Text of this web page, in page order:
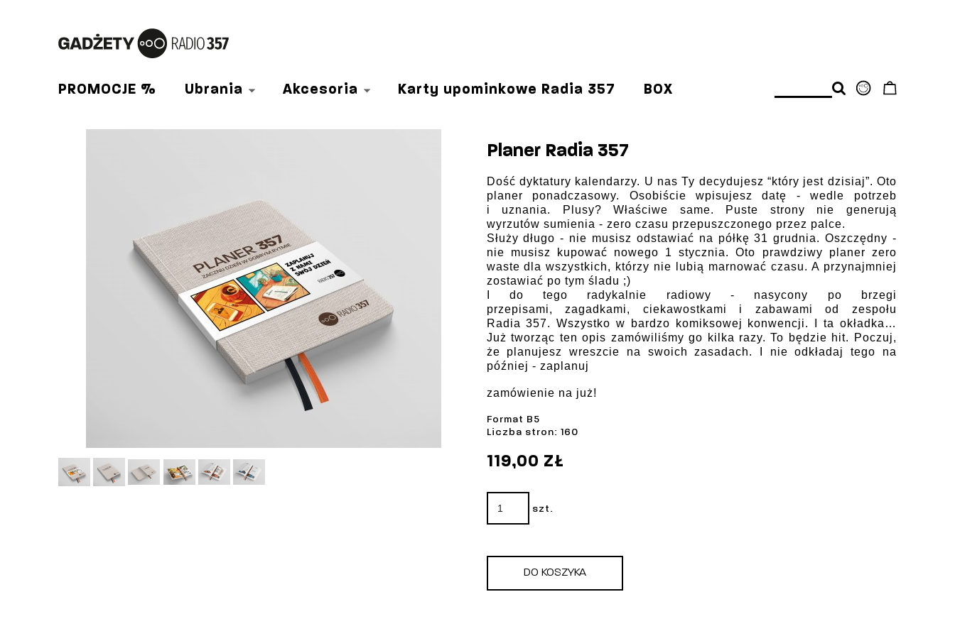
PROMOCJE % Ubrania Akcesoria Karty upominkowe Radia 357 BOX
Planer Radia 357
Dość dyktatury kalendarzy. U nas Ty decydujesz “który jest dzisiaj”. Oto
planer ponadczasowy. Osobiście wpisujesz datę - wedle potrzeb
i uznania. Plusy? Właściwe same. Puste strony nie generują
wyrzutów sumienia - zero czasu przepuszczonego przez palce.
Służy długo - nie musisz odstawiać na półkę 31 grudnia. Oszczędny -
nie musisz kupować nowego 1 stycznia. Oto prawdziwy planer zero
waste dla wszystkich, którzy nie lubią marnować czasu. A przynajmniej
zostawiać po tym śladu ;)
I do tego radykalnie radiowy - nasycony po brzegi
przepisami,zagadkami, ciekawostkami i zabawami od zespołu
Radia357. Wszystko w
bardzo komiksowej konwencji. I ta okładka…
Już tworząc ten opis zamówiliśmy go kilka razy. To będzie hit. Poczuj,
że planujeszwreszcie na swoich zasadach. I nie odkładaj tego na
później - zaplanuj
zamówienie na już!
Format B5
Liczba stron: 160
119,00 ZŁ
szt.
DO KOSZYKA